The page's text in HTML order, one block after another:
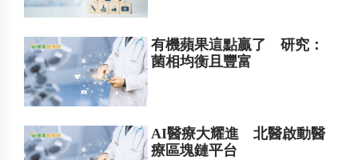
有機蘋果這點贏了 研究：
菌相均衡且豐富
AI醫療大耀進 北醫啟動醫
療區塊鏈平台